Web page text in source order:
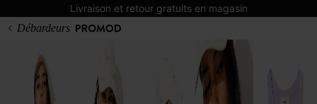
Livraison et retour gratuits en magasin
Débardeurs